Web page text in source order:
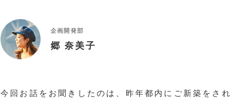
企画開発部
郷 奈美子
今回お話をお聞きしたのは、昨年都内にご新築をさ